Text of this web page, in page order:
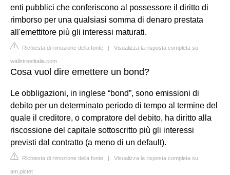
enti pubblici che conferiscono al possessore il diritto di
rimborso per una qualsiasi somma di denaro prestata
all'emettitore più gli interessi maturati.
Richiesta di rimozione della fonte | Visualizza la risposta completa su
wallstreetitalia.com
Cosa vuol dire emettere un bond?
Le obbligazioni, in inglese “bond”, sono emissioni di
debito per un determinato periodo di tempo al termine del
quale il creditore, o compratore del debito, ha diritto alla
riscossione del capitale sottoscritto più gli interessi
previsti dal contratto (a meno di un default).
Richiesta di rimozione della fonte | Visualizza la risposta completa su
am.pictet